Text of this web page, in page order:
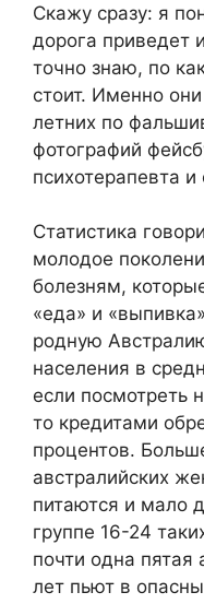
Скажу сразу: я
дорога приведет
точно знаю, по
стоит. Именно
летних по
фотографий
психотерапевта и
Статистика
молодое
болезням,
«еда» и
родную
населения в
если посмотреть
то кредитами
процентов.
австралийских
питаются и мало
группе 16-24
почти одна пятая
лет пьют в